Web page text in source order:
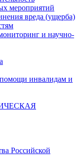
мероприятий
вреда (ущерба)
и научно-
инвалидам и
Российской